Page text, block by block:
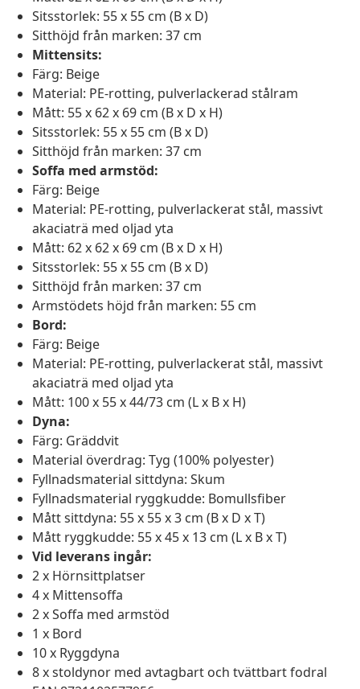
Sitsstorlek: 55 x 55 cm (B x D)
Sitthöjd från marken: 37 cm
Mittensits:
Färg: Beige
Material: PE-rotting, pulverlackerad stålram
Mått: 55 x 62 x 69 cm (B x D x H)
Sitsstorlek: 55 x 55 cm (B x D)
Sitthöjd från marken: 37 cm
Soffa med armstöd:
Färg: Beige
Material: PE-rotting, pulverlackerat stål, massivt
akaciaträ med oljad yta
Mått: 62 x 62 x 69 cm (B x D x H)
Sitsstorlek: 55 x 55 cm (B x D)
Sitthöjd från marken: 37 cm
Armstödets höjd från marken: 55 cm
Bord:
Färg: Beige
Material: PE-rotting, pulverlackerat stål, massivt
akaciaträ med oljad yta
Mått: 100 x 55 x 44/73 cm (L x B x H)
Dyna:
Färg: Gräddvit
Material överdrag: Tyg (100% polyester)
Fyllnadsmaterial sittdyna: Skum
Fyllnadsmaterial ryggkudde: Bomullsfiber
Mått sittdyna: 55 x 55 x 3 cm (B x D x T)
Mått ryggkudde: 55 x 45 x 13 cm (L x B x T)
Vid leverans ingår:
2 x Hörnsittplatser
4 x Mittensoffa
2 x Soffa med armstöd
1 x Bord
10 x Ryggdyna
8 x stoldynor med avtagbart och tvättbart fodral